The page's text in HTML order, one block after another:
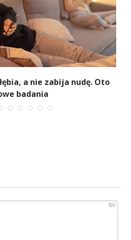
a nie zabija nudę. Oto
badania
500